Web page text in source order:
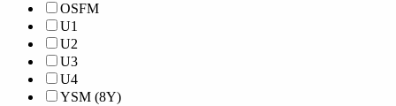
OSFM
U1
U2
U3
U4
YSM (8Y)